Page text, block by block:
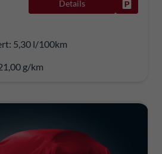
Details
5,30 l/100km
g/km